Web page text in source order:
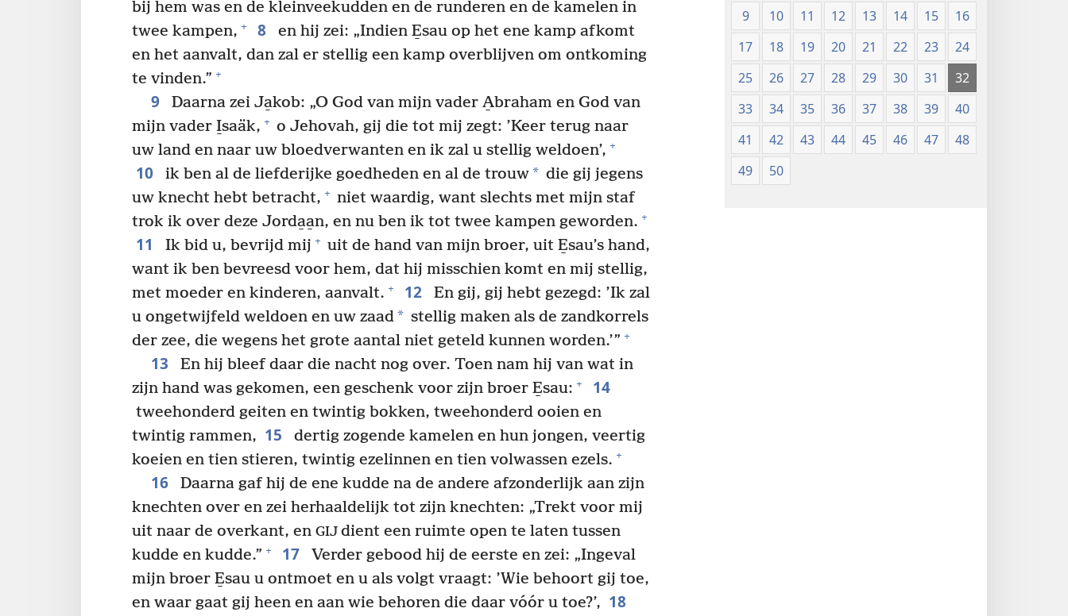
bij hem was en de kleinveekudden en de runderen en de kamelen in
twee kampen, + 8
en hij zei: „Indien E̱sau op het ene kamp afkomt
en het aanvalt, dan zal er stellig een kamp overblijven om ontkoming
te vinden.” +
9
Daarna zei Ja̱kob: „O God van mijn vader A̱braham en God van
mijn vader I̱saäk, + o Jehovah, gij die tot mij zegt: ’Keer terug naar
uw land en naar uw bloedverwanten en ik zal u stellig weldoen’, +
10 ik ben al de liefderijke goedheden en al de trouw* die gij jegens
uw knecht hebt betracht, + niet waardig, want slechts met mijn staf
trok ik over deze Jorda̱a̱n, en nu ben ik tot twee kampen geworden. +
11 Ik bid u, bevrijd mij + uit de hand van mijn broer, uit E̱sau’s hand,
want ik ben bevreesd voor hem, dat hij misschien komt en mij stellig,
met moeder en kinderen, aanvalt. + 12
En gij, gij hebt gezegd: ’Ik zal
u ongetwijfeld weldoen en uw zaad* stellig maken als de zandkorrels
der zee, die wegens het grote aantal niet geteld kunnen worden.’” +
13
En hij bleef daar die nacht nog over. Toen nam hij van wat in
zijn hand was gekomen, een geschenk voor zijn broer E̱sau: + 14
tweehonderd geiten en twintig bokken, tweehonderd ooien en
twintig rammen, 15
dertig zogende kamelen en hun jongen, veertig
koeien en tien stieren, twintig ezelinnen en tien volwassen ezels. +
16
Daarna gaf hij de ene kudde na de andere afzonderlijk aan zijn
knechten over en zei herhaaldelijk tot zijn knechten: „Trekt voor mij
uit naar de overkant, en GIJ dient een ruimte open te laten tussen
kudde en kudde.” + 17
Verder gebood hij de eerste en zei: „Ingeval
mijn broer E̱sau u ontmoet en u als volgt vraagt: ’Wie behoort gij toe,
en waar gaat gij heen en aan wie behoren die daar vóór u toe?’, 18
9
10 11 12 13 14 15
16
17
18 19 20 21 22 23
24
25
26 27 28 29 30 31
32
33
34 35 36 37 38 39
40
41
42 43 44 45 46 47
48
49
50